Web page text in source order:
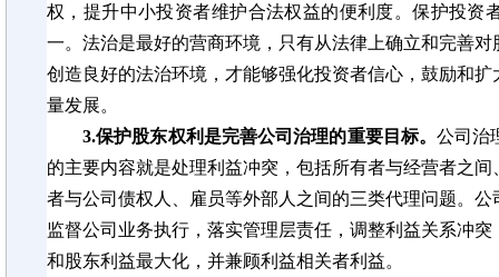
权，提升中小投资者维护合法权益的便利度。保护投资
一。法治是最好的营商环境，只有从法律上确立和完善
创造良好的法治环境，才能够强化投资者信心，鼓励和
量发展。
3.保护股东权利是完善公司治理的重要目标。公司治
的主要内容就是处理利益冲突，包括所有者与经营者之
者与公司债权人、雇员等外部人之间的三类代理问题。
监督公司业务执行，落实管理层责任，调整利益关系冲
和股东利益最大化，并兼顾利益相关者利益。